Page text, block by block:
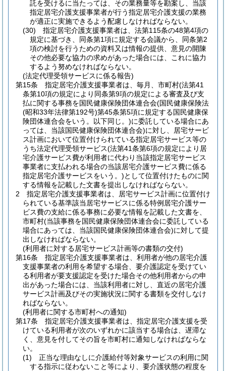
託を受けるに当たっては、その業務量等を勘案し、当該
指定居宅介護支援事業者が行う指定居宅介護支援の業務
が適正に実施できるよう配慮しなければならない。
(30)
指定居宅介護支援事業者は、法第115条の48第4項の
規定に基づき、同条第1項に規定する会議から、同条第2
項の検討を行うための資料又は情報の提供、意見の開陳
その他必要な協力の求めがあった場合には、これに協力
するよう努めなければならない。
(法定代理受領サービスに係る報告)
第15条
指定居宅介護支援事業者は、毎月、市町村(法第41
条第10項の規定により同条第9項の規定による審査及び支
払に関する事務を国民健康保険団体連合会(国民健康保険法
(昭和33年法律第192号)第45条第5項に規定する国民健康保
険団体連合会をいう。以下同じ。)に委託している場合にあ
っては、当該国民健康保険団体連合会)に対し、居宅サービ
ス計画において位置付けられている指定居宅サービス等の
うち法定代理受領サービス(法第41条第6項の規定により居
宅介護サービス費が利用者に代わり当該指定居宅サービス
事業者に支払われる場合の当該居宅介護サービス費に係る
指定居宅介護サービスをいう。)として位置付けたものに関
する情報を記載した文書を提出しなければならない。
2
指定居宅介護支援事業者は、居宅サービス計画に位置付け
られている基準該当居宅サービスに係る特例居宅介護サー
ビス費の支給に係る事務に必要な情報を記載した文書を、
市町村(当該事務を国民健康保険団体連合会に委託している
場合にあっては、当該国民健康保険団体連合会)に対して提
出しなければならない。
(利用者に対する居宅サービス計画等の書類の交付)
第16条
指定居宅介護支援事業者は、利用者が他の居宅介護
支援事業者の利用を希望する場合、要介護認定を受けてい
る利用者が要支援認定を受けた場合その他利用者からの申
出があった場合には、当該利用者に対し、直近の居宅介護
サービス計画及びその実施状況に関する書類を交付しなけ
ればならない。
(利用者に関する市町村への通知)
第17条
指定居宅介護支援事業者は、指定居宅介護支援を受
けている利用者が次のいずれかに該当する場合は、遅滞な
く、意見を付してその旨を市町村に通知しなければならな
い。
(1)
正当な理由なしに介護給付等対象サービスの利用に関
する指示に従わないこと等により、要介護状態の程度を